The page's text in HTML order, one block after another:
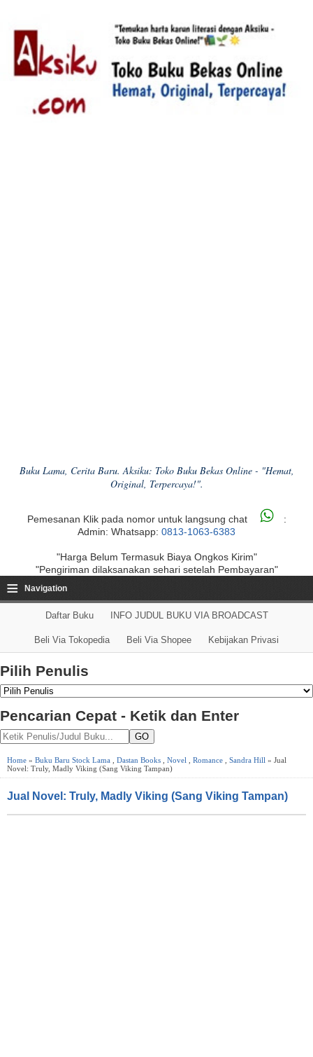
Buku Lama, Cerita Baru. Aksiku: Toko Buku Bekas Online - "Hemat,
Original, Terpercaya!".
Pemesanan Klik pada nomor untuk langsung chat
:
Admin: Whatsapp: 0813-1063-6383
"Harga Belum Termasuk Biaya Ongkos Kirim"
"Pengiriman dilaksanakan sehari setelah Pembayaran"
≡ Navigation
Daftar Buku INFO JUDUL BUKU VIA BROADCAST
Beli Via Tokopedia Beli Via Shopee Kebijakan Privasi
Pilih Penulis
Pencarian Cepat - Ketik dan Enter
GO
Home » Buku Baru Stock Lama Dastan Books Novel Romance Sandra Hill » Jual
Novel: Truly, Madly Viking (Sang Viking Tampan)
Jual Novel: Truly, Madly Viking (Sang Viking Tampan)